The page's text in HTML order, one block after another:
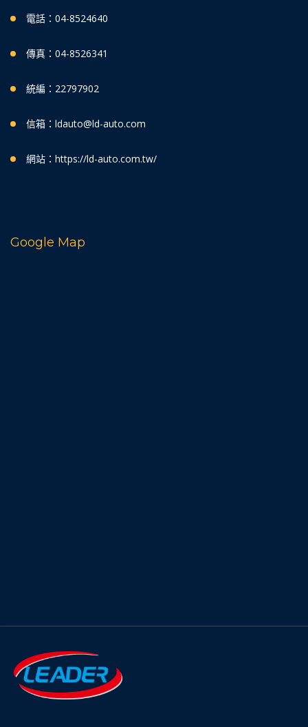
電話：04-8524640
傳真：04-8526341
統編：22797902
信箱：ldauto@ld-auto.com
網站：https://ld-auto.com.tw/
Google Map